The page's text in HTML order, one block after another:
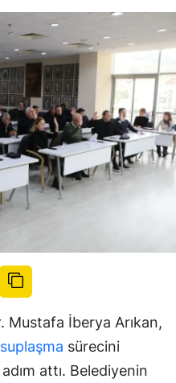
Mustafa İberya Arıkan,
sürecini
attı. Belediyenin